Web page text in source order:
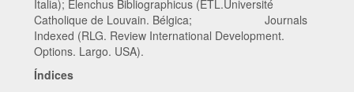
Italia); Elenchus Bibliographicus (ETL.Université
Catholique de Louvain. Bélgica; Journals
Indexed (RLG. Review International Development.
Options. Largo. USA).
Índices